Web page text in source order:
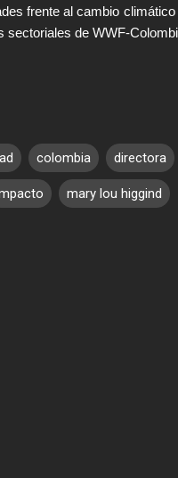
frente al cambio
sectoriales de WWF-
colombia directora
mary lou higgind